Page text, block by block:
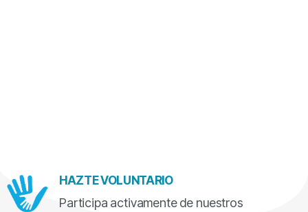
HAZTE VOLUNTARIO
Participa activamente de nuestros